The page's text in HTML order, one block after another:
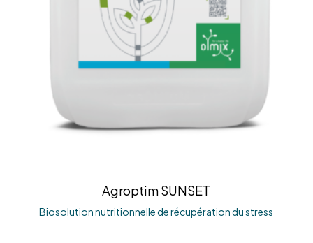
Agroptim SUNSET
Biosolution nutritionnelle de récupération du stress